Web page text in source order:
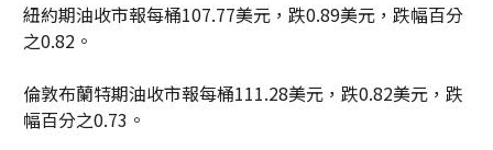
紐約期油收市報每桶107.77美元，跌0.89美元，跌幅百分
之0.82。
倫敦布蘭特期油收市報每桶111.28美元，跌0.82美元，跌
幅百分之0.73。